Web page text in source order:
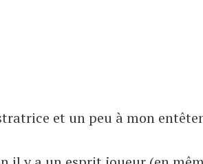
et un peu à mon